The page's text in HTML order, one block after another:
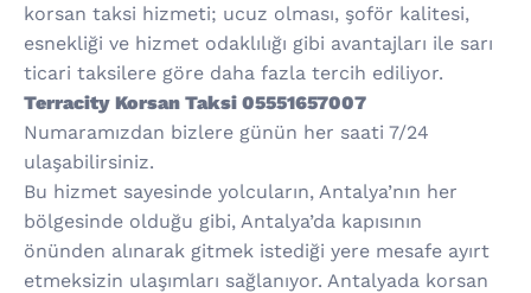
korsan taksi hizmeti; ucuz olması, şoför kalitesi,
esnekliği ve hizmet odaklılığı gibi avantajları ile sarı
ticari taksilere göre daha fazla tercih ediliyor.
Terracity Korsan Taksi 05551657007
Numaramızdan bizlere günün her saati 7/24
ulaşabilirsiniz.
Bu hizmet sayesinde yolcuların, Antalya’nın her
bölgesinde olduğu gibi, Antalya’da kapısının
önünden alınarak gitmek istediği yere mesafe ayırt
etmeksizin ulaşımları sağlanıyor. Antalyada korsan